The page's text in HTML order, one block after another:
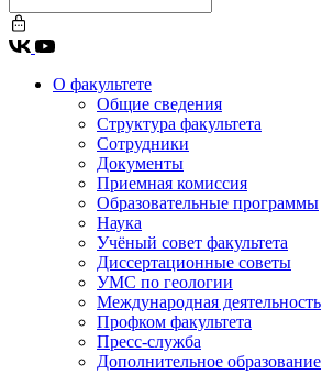
О факультете
Общие сведения
Структура факультета
Сотрудники
Документы
Приемная комиссия
Образовательные программы
Наука
Учёный совет факультета
Диссертационные советы
УМС по геологии
Международная деятельность
Профком факультета
Пресс-служба
Дополнительное образование